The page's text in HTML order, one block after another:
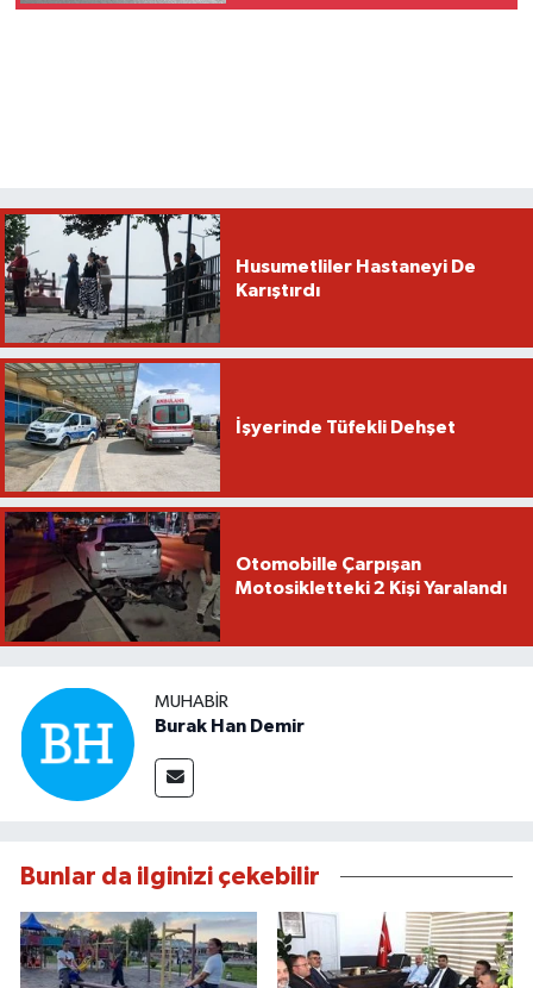
Husumetliler Hastaneyi De
Karıştırdı
İşyerinde Tüfekli Dehşet
Otomobille Çarpışan
Motosikletteki 2 Kişi Yaralandı
MUHABIR
Burak Han Demir
Bunlar da ilginizi çekebilir